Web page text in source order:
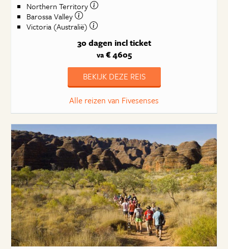
Northern Territory
Barossa Valley
Victoria (Australië)
30 dagen incl ticket
va€ 4605
BEKIJK DEZE REIS
Alle reizen van Fivesenses